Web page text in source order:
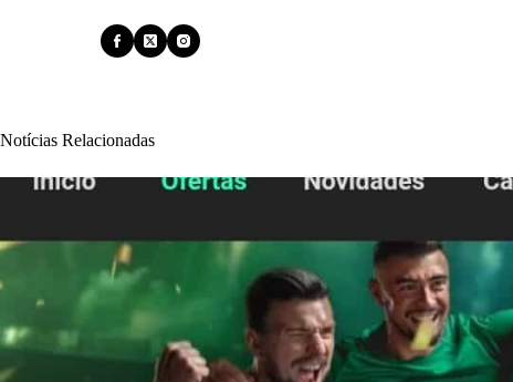
Notícias Relacionadas